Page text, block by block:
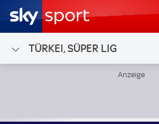
TÜRKEI, SÜPER LIG